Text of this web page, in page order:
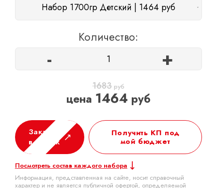
Набор 1700гр Детский | 1464 руб
Количество:
- +
1683 руб
цена 1464 руб
Заказать
в 1 клик
Получить КП под
мой бюджет
Посмотреть состав каждого набора
Информация, представленная на сайте, носит справочный
характер и не является публичной офертой, определяемой